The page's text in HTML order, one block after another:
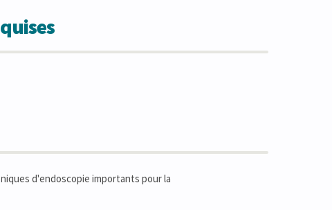
d'endoscopie importants pour la